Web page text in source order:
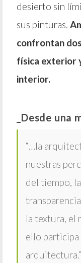
desierto sin
sus pinturas.
confrontan
física exterior
interior.
_Desde
“…la
nuestras
del tiempo,
la textura, el
ello participa
arquitectura.”